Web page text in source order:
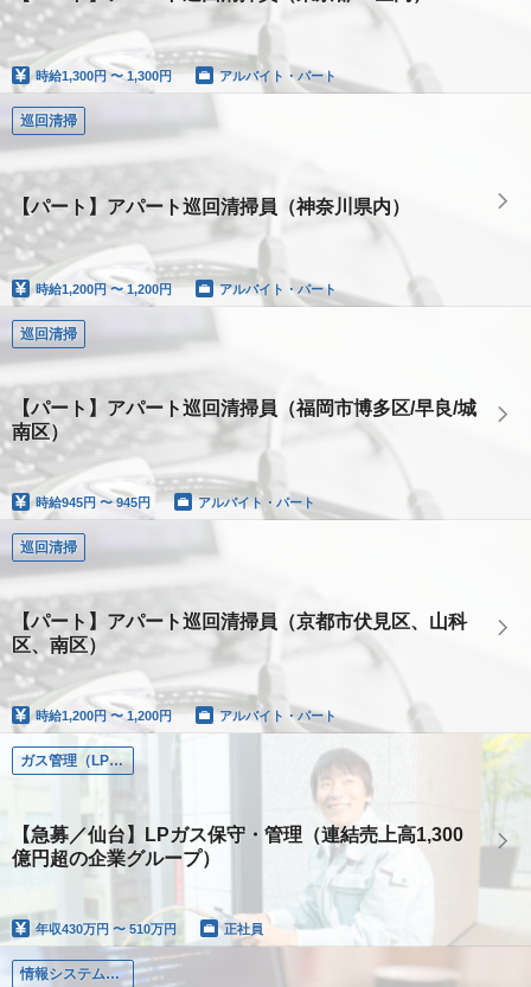
時給1,300円 〜 1,300円 アルバイト・パート
巡回清掃
【パート】アパート巡回清掃員（神奈川県内）
時給1,200円 〜 1,200円 アルバイト・パート
巡回清掃
【パート】アパート巡回清掃員（福岡市博多区/早良/城
南区）
時給945円 〜 945円 アルバイト・パート
巡回清掃
【パート】アパート巡回清掃員（京都市伏見区、山科
区、南区）
時給1,200円 〜 1,200円 アルバイト・パート
ガス管理（LPガスの保守・管理）
【急募／仙台】LPガス保守・管理（連結売上高1,300
億円超の企業グループ）
年収430万円 〜 510万円 正社員
情報システム（社内SE、システムエンジニア）